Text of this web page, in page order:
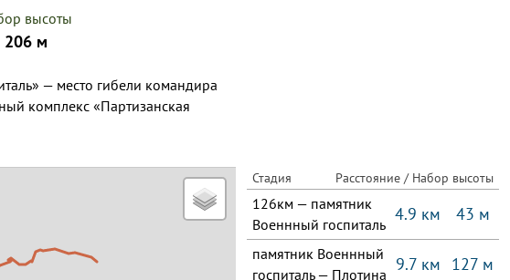
высоты
206 м
— место гибели командира
комплекс «Партизанская
Стадия Расстояние / Набор высоты
126км — памятник
Военнный госпиталь 4.9 км 43 м
памятник Военнный
госпиталь — Плотина 9.7 км 127 м